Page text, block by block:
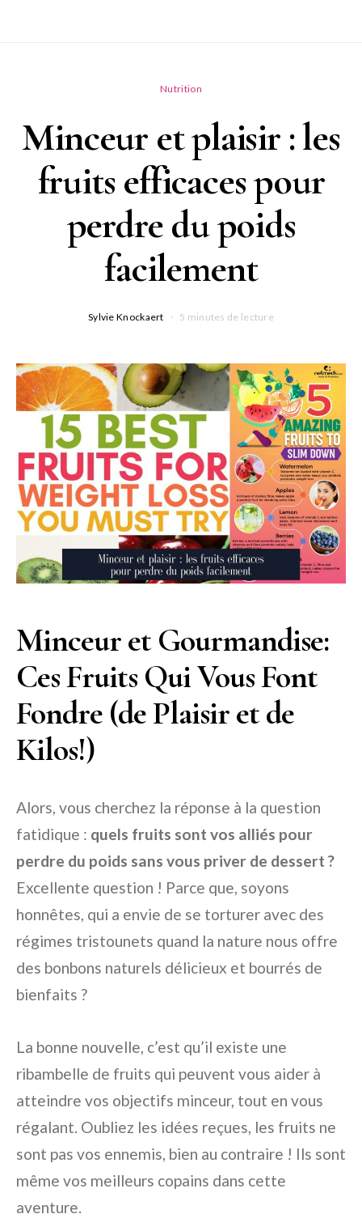
Nutrition
Minceur et plaisir : les
fruits efficaces pour
perdre du poids
facilement
Sylvie Knockaert 5 minutes de lecture
Minceur et Gourmandise:
Ces Fruits Qui Vous Font
Fondre (de Plaisir et de
Kilos!)
Alors, vous cherchez la réponse à la question
fatidique : quels fruits sont vos alliés pour
perdre du poids sans vous priver de dessert ?
Excellente question ! Parce que, soyons
honnêtes, qui a envie de se torturer avec des
régimes tristounets quand la nature nous offre
des bonbons naturels délicieux et bourrés de
bienfaits ?
La bonne nouvelle, c’est qu’il existe une
ribambelle de fruits qui peuvent vous aider à
atteindre vos objectifs minceur, tout en vous
régalant. Oubliez les idées reçues, les fruits ne
sont pas vos ennemis, bien au contraire ! Ils sont
même vos meilleurs copains dans cette
aventure.